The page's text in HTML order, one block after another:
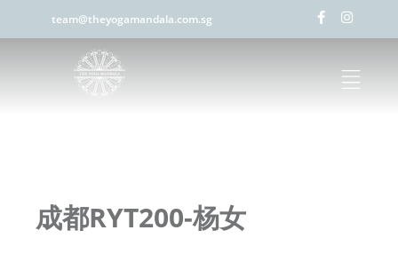
team@theyogamandala.com.sg
成都RYT200-杨女